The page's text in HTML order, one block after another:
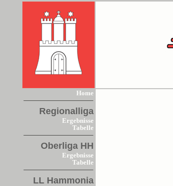
Home
Regionalliga
Ergebnisse
Tabelle
Oberliga HH
Ergebnisse
Tabelle
LL Hammonia